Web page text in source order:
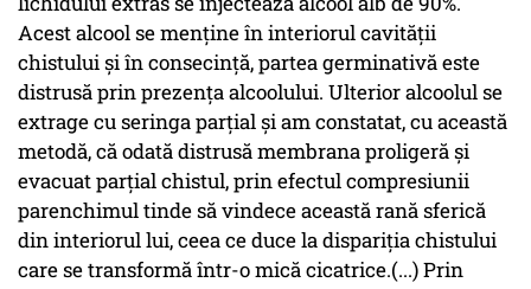
Acest alcool se menține în interiorul cavității
chistului și în consecință, partea germinativă este
distrusă prin prezența alcoolului. Ulterior alcoolul se
extrage cu seringa parțial și am constatat, cu această
metodă, că odată distrusă membrana proligeră și
evacuat parțial chistul, prin efectul compresiunii
parenchimul tinde să vindece această rană sferică
din interiorul lui, ceea ce duce la dispariția chistului
care se transformă într-o mică cicatrice.(...) Prin